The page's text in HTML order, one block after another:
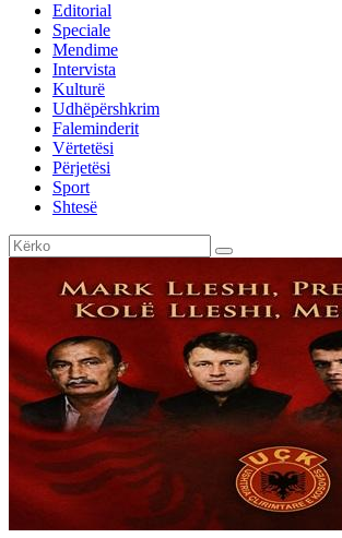
Editorial
Speciale
Mendime
Intervista
Kulturë
Udhëpërshkrim
Faleminderit
Vërtetësi
Përjetësi
Sport
Shtesë